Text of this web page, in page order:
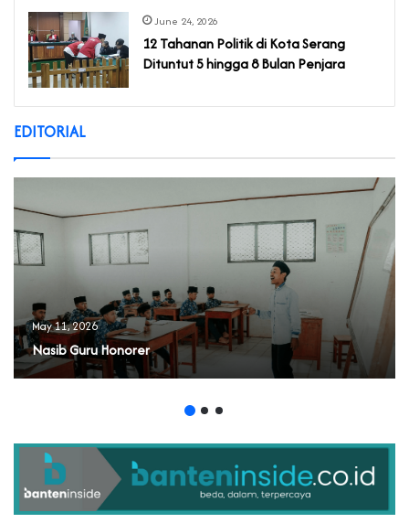
June 24, 2026
‎12 Tahanan Politik di Kota Serang
Dituntut 5 hingga 8 Bulan Penjara‎‎
EDITORIAL
May 11, 2026
Nasib Guru Honorer